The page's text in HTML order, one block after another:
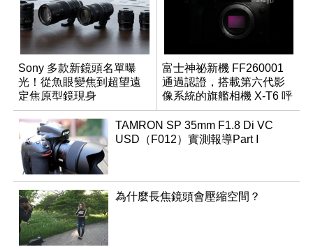
Sony 多款新鏡頭名單曝
光！從魚眼變焦到超望遠
定焦原型鏡現身
富士神祕新機 FF260001
通過認證，搭載第六代影
像系統的旗艦相機 X-T6 呼
之欲出？
TAMRON SP 35mm F1.8 Di VC
USD（F012）實測報導Part Ⅰ
為什麼長焦鏡頭會壓縮空間？